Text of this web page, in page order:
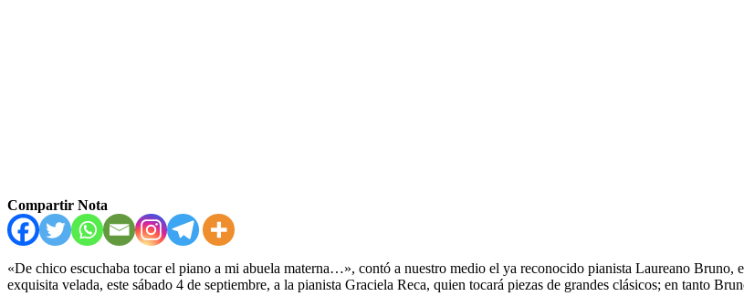
Compartir Nota
«De chico escuchaba tocar el piano a mi abuela materna…», contó a nuestro medio el ya reconocido pianista Laureano Bruno,
exquisita velada, este sábado 4 de septiembre, a la pianista Graciela Reca, quien tocará piezas de grandes clásicos; en tanto